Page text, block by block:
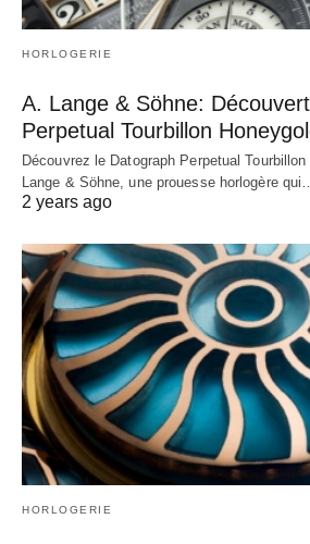
HORLOGERIE
A. Lange & Söhne:
Perpetual Tourbillon
Découvrez le Datograph Perpetual
Lange & Söhne, une prouesse horlogère
2 years ago
HORLOGERIE